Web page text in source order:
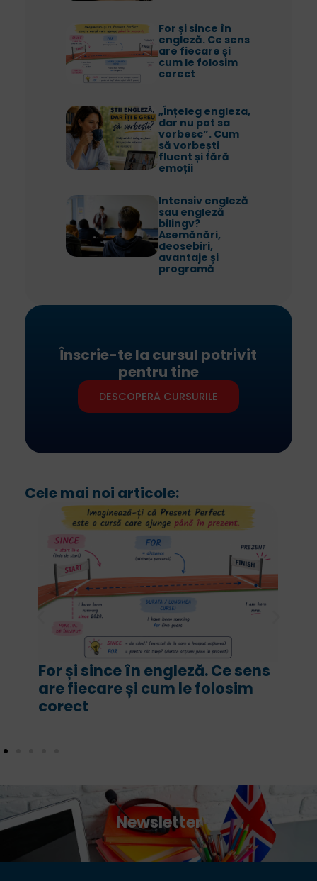
For și since în
engleză. Ce sens
are fiecare și
cum le folosim
corect
„Înțeleg engleza,
dar nu pot sa
vorbesc”. Cum
să vorbești
fluent și fără
emoții
Intensiv engleză
sau engleză
bilingv?
Asemănări,
deosebiri,
avantaje și
programă
Înscrie-te la cursul potrivit
pentru tine
DESCOPERĂ CURSURILE
Cele mai noi articole:
For și since în engleză. Ce sens
are fiecare și cum le folosim
corect
Newsletter